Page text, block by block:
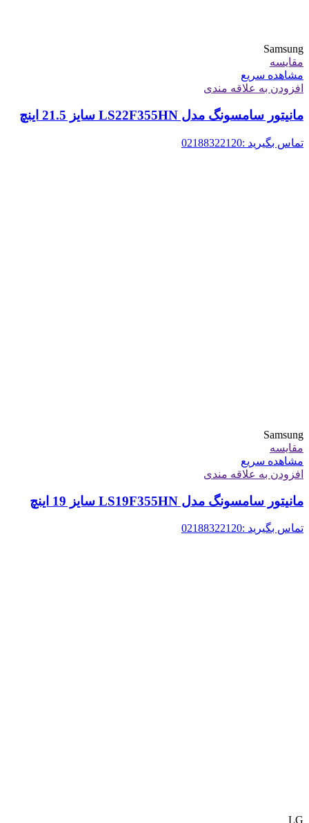
Samsung
مقایسه
مشاهده سریع
افزودن به علاقه مندی
مانیتور سامسونگ مدل LS22F355HN سایز 21.5 اینچ
تماس بگیرید :02188322120
Samsung
مقایسه
مشاهده سریع
افزودن به علاقه مندی
مانیتور سامسونگ مدل LS19F355HN سایز 19 اینچ
تماس بگیرید :02188322120
LG